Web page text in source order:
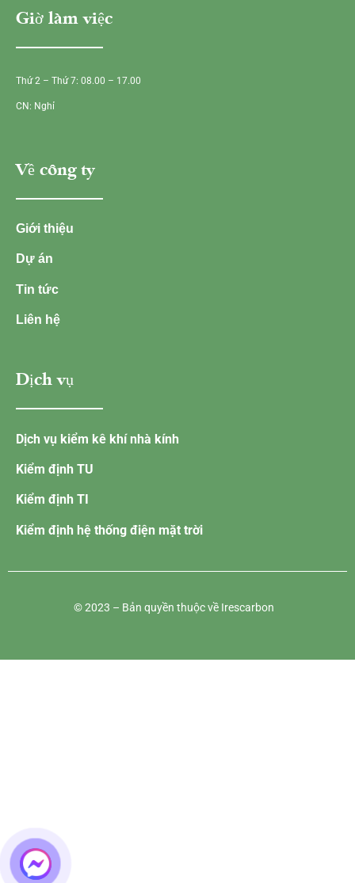
Giờ làm việc
Thứ 2 – Thứ 7: 08.00 – 17.00
CN: Nghỉ
Về công ty
Giới thiệu
Dự án
Tin tức
Liên hệ
Dịch vụ
Dịch vụ kiểm kê khí nhà kính
Kiểm định TU
Kiểm định TI
Kiểm định hệ thống điện mặt trời
© 2023 – Bản quyền thuộc về Irescarbon